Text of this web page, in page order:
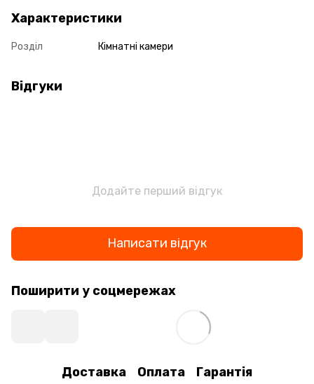
Характеристики
Розділ Кімнатні камери
Відгуки
Додайте перший відгук
Написати відгук
Поширити у соцмережах
Доставка Оплата Гарантія